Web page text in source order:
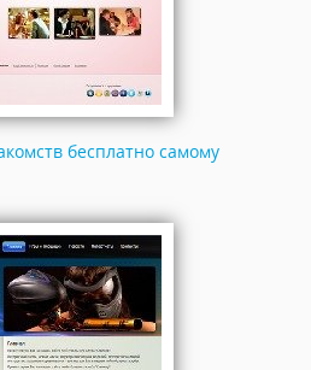
бесплатно самому